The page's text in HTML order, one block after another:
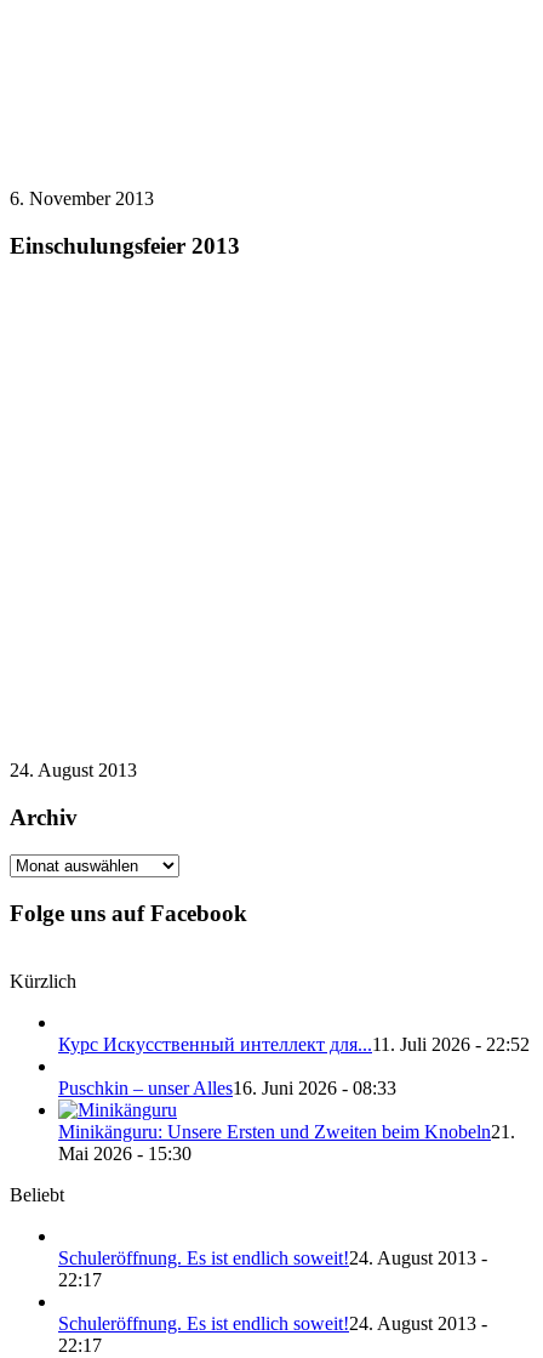
6. November 2013
Einschulungsfeier 2013
24. August 2013
Archiv
Archiv
Folge uns auf Facebook
Kürzlich
Курс Искусственный интеллект для...11. Juli 2026 - 22:52
Puschkin – unser Alles16. Juni 2026 - 08:33
Minikänguru: Unsere Ersten und Zweiten beim Knobeln21.
Mai 2026 - 15:30
Beliebt
Schuleröffnung. Es ist endlich soweit!24. August 2013 -
22:17
Schuleröffnung. Es ist endlich soweit!24. August 2013 -
22:17